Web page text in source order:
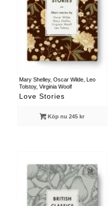
Mary Shelley, Oscar Wilde, Leo
Tolstoy, Virginia Woolf
Love Stories
Köp nu 245 kr